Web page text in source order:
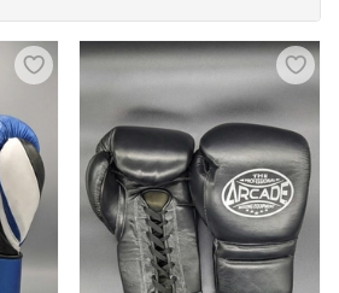
боксерские
производителей
являются ключевым
каждого бойца. Ведущие
особое внимание
эргономике и безопасности,
максимальную защиту рук и
и боев. Перчатки